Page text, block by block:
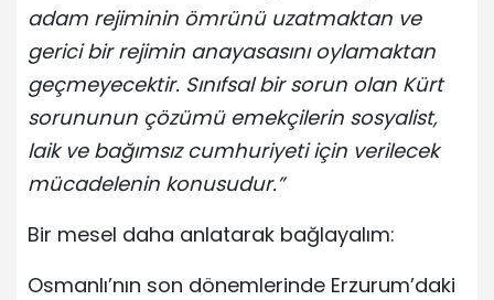
adam rejiminin ömrünü uzatmaktan ve
gerici bir rejimin anayasasını oylamaktan
geçmeyecektir. Sınıfsal bir sorun olan Kürt
sorununun çözümü emekçilerin sosyalist,
laik ve bağımsız cumhuriyeti için verilecek
mücadelenin konusudur.”
Bir mesel daha anlatarak bağlayalım:
Osmanlı’nın son dönemlerinde Erzurum’daki